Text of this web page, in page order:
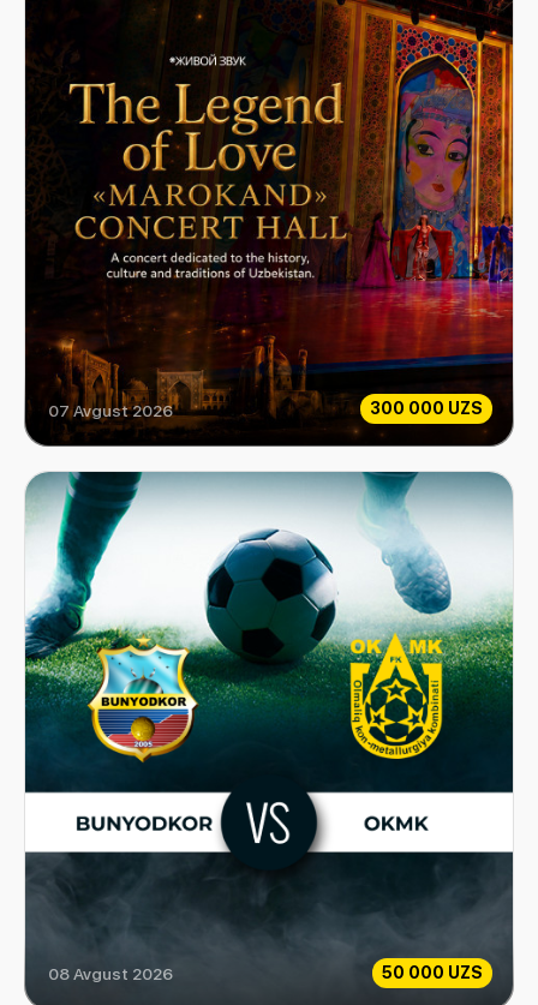
300 000 UZS
Sevgi Afsonasi
07 Avgust 2026
50 000 UZS
Bunyodkor vs OKMK
08 Avgust 2026